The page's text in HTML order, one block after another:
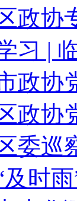
政协
习 |
政协
政协
委巡
及时